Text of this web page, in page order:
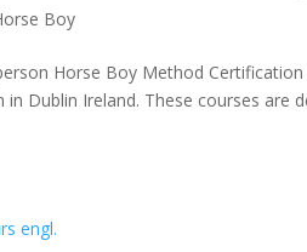
Boy
Horse Boy Method
in Dublin Ireland. These courses